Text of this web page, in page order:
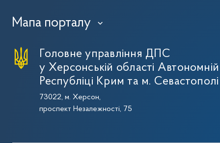
Мапа порталу ›
Головне управління ДПС
у Херсонській області Автономній
Республіці Крим та м. Севастополі
73022, м. Херсон,
проспект Незалежності, 75